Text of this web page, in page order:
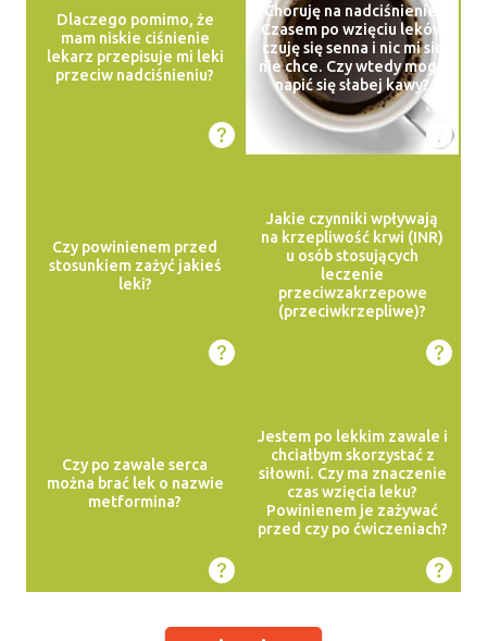
Dlaczego pomimo, że
mam niskie ciśnienie
lekarz przepisuje mi leki
przeciw nadciśnieniu?
Choruję na nadciśnienie.
Czasem po wzięciu leków
czuję się senna i nic mi się
nie chce. Czy wtedy mogę
napić się słabej kawy?
Czy powinienem przed
stosunkiem zażyć jakieś
leki?
Jakie czynniki wpływają
na krzepliwość krwi (INR)
u osób stosujących
leczenie
przeciwzakrzepowe
(przeciwkrzepliwe)?
Czy po zawale serca
można brać lek o nazwie
metformina?
Jestem po lekkim zawale i
chciałbym skorzystać z
siłowni. Czy ma znaczenie
czas wzięcia leku?
Powinienem je zażywać
przed czy po ćwiczeniach?